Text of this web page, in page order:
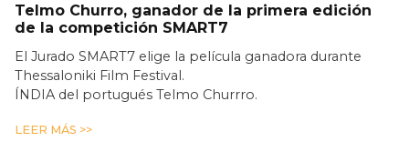
Telmo Churro, ganador de la primera edición
de la competición SMART7
El Jurado SMART7 elige la película ganadora durante
Thessaloniki Film Festival.
ÍNDIA del portugués Telmo Churrro.
LEER MÁS >>